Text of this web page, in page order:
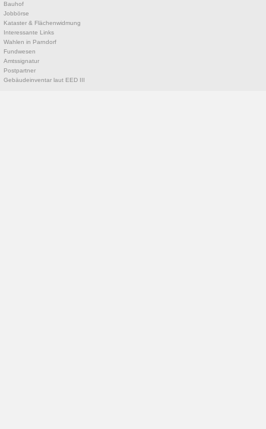
Bauhof
Jobbörse
Kataster & Flächenwidmung
Interessante Links
Wahlen in Parndorf
Fundwesen
Amtssignatur
Postpartner
Gebäudeinventar laut EED III